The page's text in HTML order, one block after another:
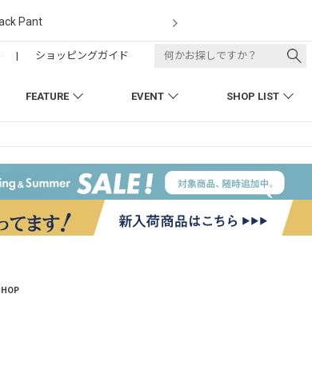
Pant
FEATURE EVENT SHOP LIST
| ショッピングガイド